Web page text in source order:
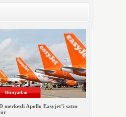
Dünyadan
merkezli Apollo Easyjet’i satın